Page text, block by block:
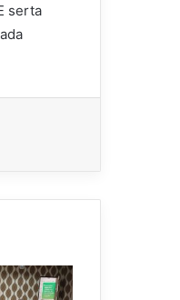
serta